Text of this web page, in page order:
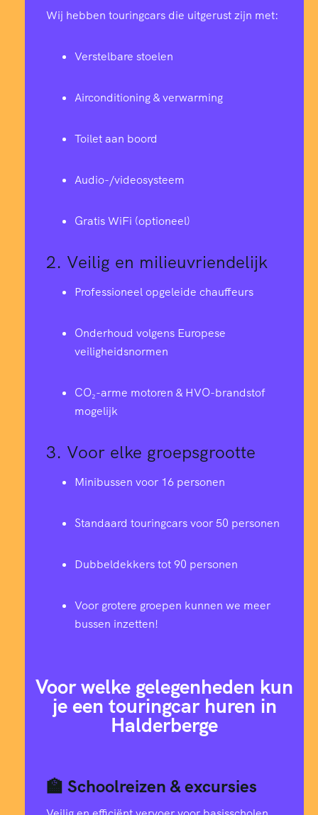
Wij hebben touringcars die uitgerust zijn met:
Verstelbare stoelen
Airconditioning & verwarming
Toilet aan boord
Audio-/videosysteem
Gratis WiFi (optioneel)
2. Veilig en milieuvriendelijk
Professioneel opgeleide chauffeurs
Onderhoud volgens Europese
veiligheidsnormen
CO₂-arme motoren & HVO-brandstof
mogelijk
3. Voor elke groepsgrootte
Minibussen voor 16 personen
Standaard touringcars voor 50 personen
Dubbeldekkers tot 90 personen
Voor grotere groepen kunnen we meer
bussen inzetten!
Voor welke gelegenheden kun
je een touringcar huren in
Halderberge
🏫 Schoolreizen & excursies